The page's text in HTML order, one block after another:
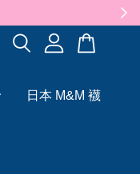
日本 M&M 襪